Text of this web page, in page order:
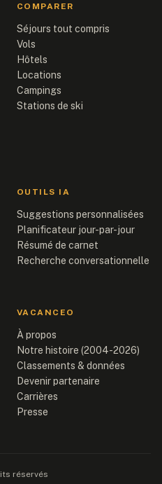
COMPARER
Séjours tout compris
Vols
Hôtels
Locations
Campings
Stations de ski
OUTILS IA
Suggestions personnalisées
Planificateur jour-par-jour
Résumé de carnet
Recherche conversationnelle
VACANCEO
À propos
Notre histoire (2004-2026)
Classements & données
Devenir partenaire
Carrières
Presse
réservés